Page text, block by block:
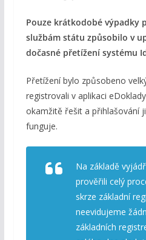
Pouze krátkodobé výpadky
službám státu způsobilo v
dočasné přetížení systému
Přetížení bylo způsobeno
registrovali v aplikaci
okamžitě řešit a přihlašování
funguje.
Na základě
prověřili celý
skrze základní
neevidujeme
základních